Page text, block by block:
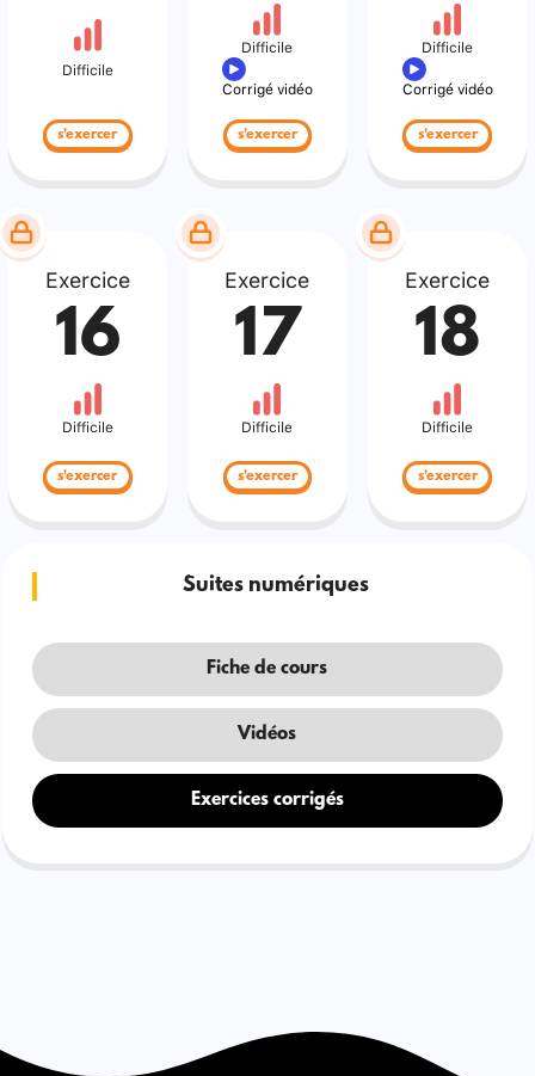
Difficile
s'exercer
Difficile
Corrigé vidéo
s'exercer
Difficile
Corrigé vidéo
s'exercer
Exercice
16
Difficile
s'exercer
Exercice
17
Difficile
s'exercer
Exercice
18
Difficile
s'exercer
Suites numériques
Fiche de cours
Vidéos
Exercices corrigés